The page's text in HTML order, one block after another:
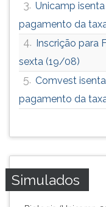
3. Unicamp
pagamento da
4. Inscrição para
sexta (19/08)
5. Comvest
pagamento da
Simulados